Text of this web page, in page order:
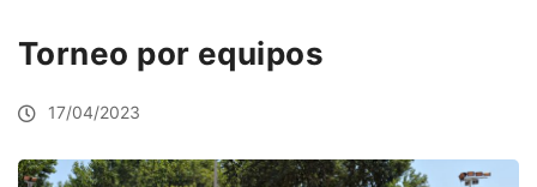
Torneo por equipos
17/04/2023